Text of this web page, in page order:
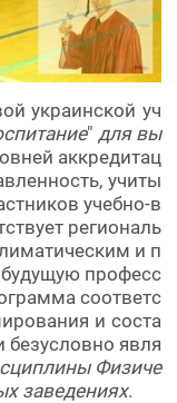
украинской уч
" для вы
аккредитац
учиты
учебно-в
региональ
и п
професс
соответс
и соста
явля
Физиче
заведениях.